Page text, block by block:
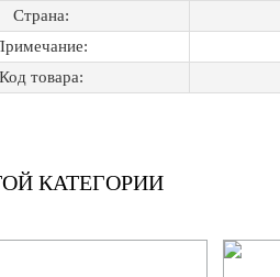
Страна:
Код товара:
КАТЕГОРИИ